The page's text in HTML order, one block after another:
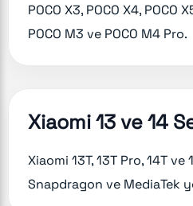
POCO X3, POCO X4, POCO
POCO M3 ve POCO M4 Pro.
Xiaomi 13 ve 14
Xiaomi 13T, 13T Pro, 14T ve
Snapdragon ve MediaTek